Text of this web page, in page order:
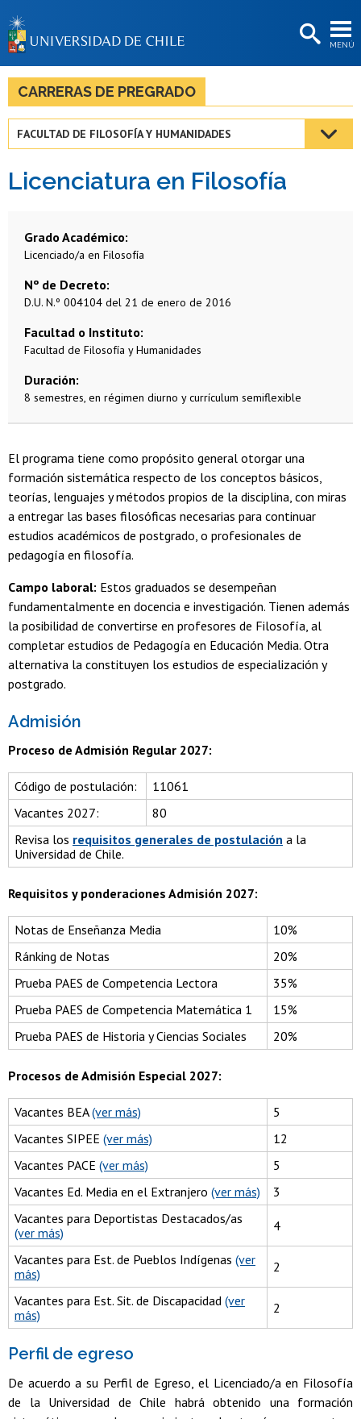
MENÚ
BIBLIOTECAS
LA UNIVERSIDAD
Estudiantes
Académicas/os
CARRERAS DE PREGRADO
FACULTAD DE FILOSOFÍA Y HUMANIDADES
Licenciatura en Filosofía
Grado Académico
Licenciado/a en Filosofía
Nº de Decreto
D.U. N.º 004104 del 21 de enero de 2016
Facultad o Instituto
Facultad de Filosofía y Humanidades
Duración
8 semestres, en régimen diurno y currículum semiflexible
El programa tiene como propósito general otorgar una
formación sistemática respecto de los conceptos básicos,
teorías, lenguajes y métodos propios de la disciplina, con miras
a entregar las bases filosóficas necesarias para continuar
estudios académicos de postgrado, o profesionales de
pedagogía en filosofía.
Campo laboral: Estos graduados se desempeñan
fundamentalmente en docencia e investigación. Tienen además
la posibilidad de convertirse en profesores de Filosofía, al
completar estudios de Pedagogía en Educación Media. Otra
alternativa la constituyen los estudios de especialización y
postgrado.
Admisión
Proceso de Admisión Regular 2027:
Código de postulación:
11061
Vacantes 2027:
80
Revisa los requisitos generales de postulación a la
Universidad de Chile.
Requisitos y ponderaciones Admisión 2027:
Notas de Enseñanza Media
10%
Ránking de Notas
20%
Prueba PAES de Competencia Lectora
35%
Prueba PAES de Competencia Matemática 1
15%
Prueba PAES de Historia y Ciencias Sociales
20%
Procesos de Admisión Especial 2027:
Vacantes BEA(ver más)
5
Vacantes SIPEE (ver más)
12
Vacantes PACE (ver más)
5
Vacantes Ed. Media en el Extranjero (ver más)
3
Vacantes para Deportistas Destacados/as
(ver más)
4
Vacantes para Est. de Pueblos Indígenas (ver
más)
2
Vacantes para Est. Sit. de Discapacidad (ver
más)
2
Perfil de egreso
De acuerdo a su Perfil de Egreso, el Licenciado/a en Filosofía
de la Universidad de Chile habrá obtenido una formación